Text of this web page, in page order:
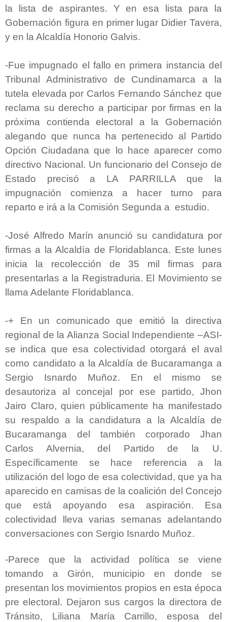
la lista de aspirantes. Y en esa lista para la
Gobernación figura en primer lugar Didier Tavera,
y en la Alcaldía Honorio Galvis.
-Fue impugnado el fallo en primera instancia del
Tribunal Administrativo de Cundinamarca a la
tutela elevada por Carlos Fernando Sánchez que
reclama su derecho a participar por firmas en la
próxima contienda electoral a la Gobernación
alegando que nunca ha pertenecido al Partido
Opción Ciudadana que lo hace aparecer como
directivo Nacional. Un funcionario del Consejo de
Estado precisó a LA PARRILLA que la
impugnación comienza a hacer turno para
reparto e irá a la Comisión Segunda a estudio.
-José Alfredo Marín anunció su candidatura por
firmas a la Alcaldía de Floridablanca. Este lunes
inicia la recolección de 35 mil firmas para
presentarlas a la Registraduria. El Movimiento se
llama Adelante Floridablanca.
-+ En un comunicado que emitió la directiva
regional de la Alianza Social Independiente –ASI-
se indica que esa colectividad otorgará el aval
como candidato a la Alcaldía de Bucaramanga a
Sergio Isnardo Muñoz. En el mismo se
desautoriza al concejal por ese partido, Jhon
Jairo Claro, quien públicamente ha manifestado
su respaldo a la candidatura a la Alcaldía de
Bucaramanga del también corporado Jhan
Carlos Alvernia, del Partido de la U.
Específicamente se hace referencia a la
utilización del logo de esa colectividad, que ya ha
aparecido en camisas de la coalición del Concejo
que está apoyando esa aspiración. Esa
colectividad lleva varias semanas adelantando
conversaciones con Sergio Isnardo Muñoz.
-Parece que la actividad política se viene
tomando a Girón, municipio en donde se
presentan los movimientos propios en esta época
pre electoral. Dejaron sus cargos la directora de
Tránsito, Liliana María Carrillo, esposa del